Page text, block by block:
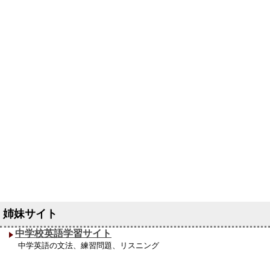
中学校英語学習サイト
中学英語の文法、練習問題、リスニング